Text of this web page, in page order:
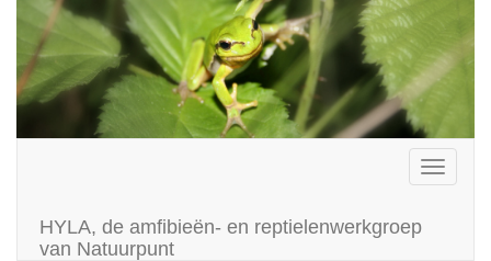
Toggle
HYLA, de amfibieën- en reptielenwerkgroep
van Natuurpunt